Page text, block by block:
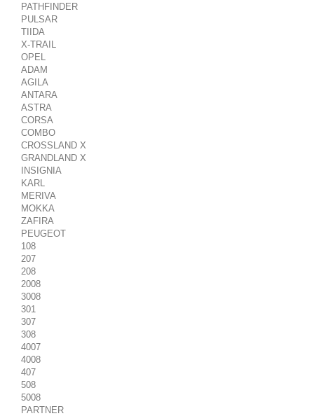
PATHFINDER
PULSAR
TIIDA
X-TRAIL
OPEL
ADAM
AGILA
ANTARA
ASTRA
CORSA
COMBO
CROSSLAND X
GRANDLAND X
INSIGNIA
KARL
MERIVA
MOKKA
ZAFIRA
PEUGEOT
108
207
208
2008
3008
301
307
308
4007
4008
407
508
5008
PARTNER